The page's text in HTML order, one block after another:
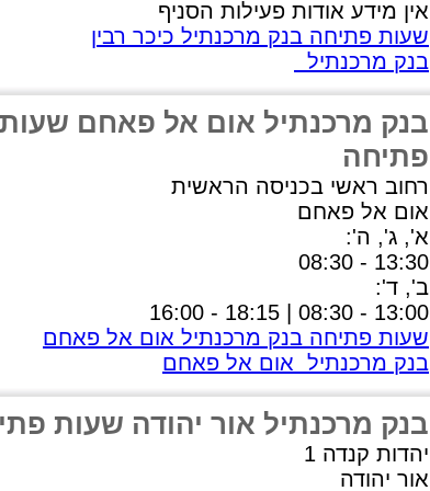
אין מידע אודות פעילות הסניף
שעות פתיחה בנק מרכנתיל כיכר רבין
בנק מרכנתיל
בנק מרכנתיל אום אל פאחם שעות
פתיחה
רחוב ראשי בכניסה הראשית
אום אל פאחם
א', ג', ה':
13:30 - 08:30
ב', ד':
13:00 - 08:30 | 18:15 - 16:00
שעות פתיחה בנק מרכנתיל אום אל פאחם
בנק מרכנתיל אום אל פאחם
בנק מרכנתיל אור יהודה שעות
יהדות קנדה 1
אור יהודה